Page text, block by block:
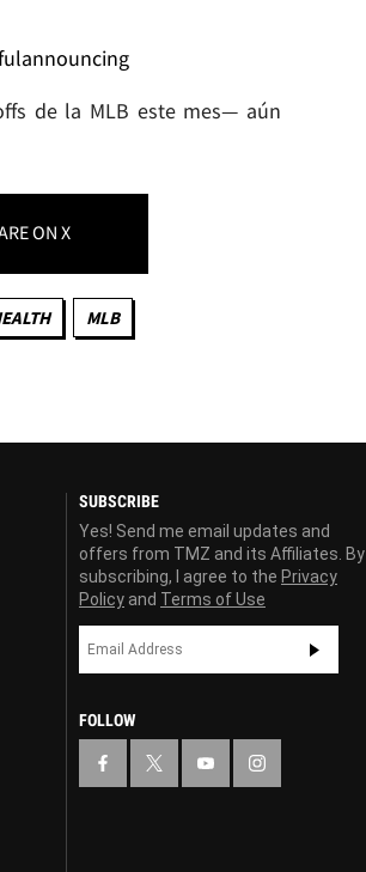
de la MLB este mes— aún
ON X
MLB
SUBSCRIBE
Yes! Send me email updates and
offers from TMZ and its Affiliates. By
subscribing, I agree to the Privacy
Policy and Terms of Use
FOLLOW